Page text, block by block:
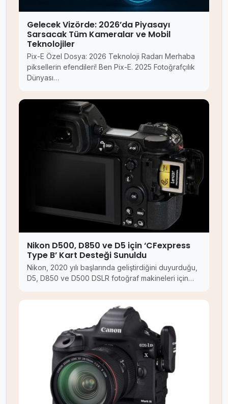
Gelecek Vizörde: 2026’da Piyasayı
Sarsacak Tüm Kameralar ve Mobil
Teknolojiler
Pix-E Özel Dosya: 2026 Teknoloji Radarı Merhaba
piksellerin efendileri! Ben Pix-E. 2025 Fotoğrafçılık
Dünyası…
Nikon D500, D850 ve D5 için ‘CFexpress
Type B’ Kart Desteği Sunuldu
Nikon, 2020 yılı başlarında geliştirdiğini duyurduğu,
D5, D850 ve D500 DSLR fotoğraf makineleri için…